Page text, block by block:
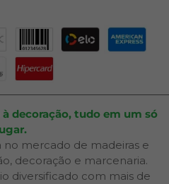
decoração, tudo em um só
no mercado de madeiras e
decoração e marcenaria.
diversificado com mais de